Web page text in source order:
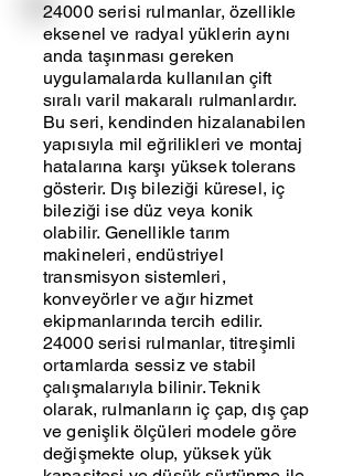
24000 serisi rulmanlar, özellikle
eksenel ve radyal yüklerin aynı
anda taşınması gereken
uygulamalarda kullanılan çift
sıralı varil makaralı rulmanlardır.
Bu seri, kendinden hizalanabilen
yapısıyla mil eğrilikleri ve montaj
hatalarına karşı yüksek tolerans
gösterir. Dış bileziği küresel, iç
bileziği ise düz veya konik
olabilir. Genellikle tarım
makineleri, endüstriyel
transmisyon sistemleri,
konveyörler ve ağır hizmet
ekipmanlarında tercih edilir.
24000 serisi rulmanlar, titreşimli
ortamlarda sessiz ve stabil
çalışmalarıyla bilinir. Teknik
olarak, rulmanların iç çap, dış çap
ve genişlik ölçüleri modele göre
değişmekte olup, yüksek yük